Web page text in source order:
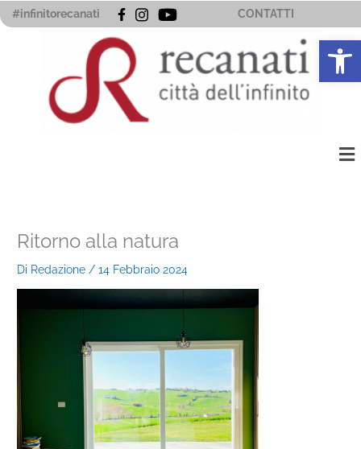
Vai
al
#infinitorecanati CONTATTI
Ritorno alla natura
Di Redazione /14 Febbraio 2024
Apri la